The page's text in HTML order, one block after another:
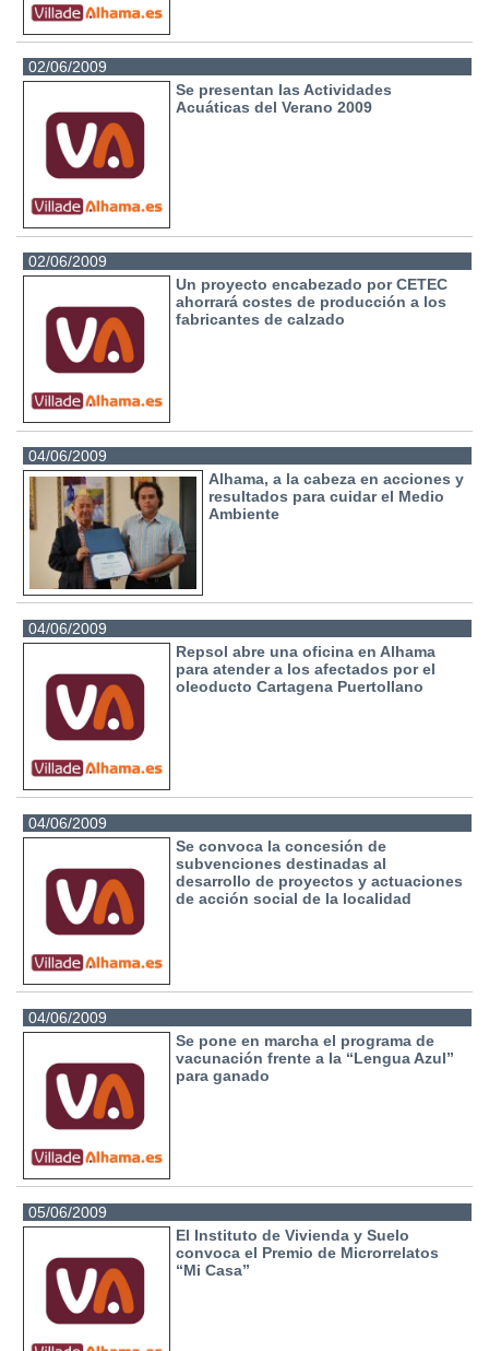
02/06/2009
Se presentan las Actividades
Acuáticas del Verano 2009
02/06/2009
Un proyecto encabezado por CETEC
ahorrará costes de producción a los
fabricantes de calzado
04/06/2009
Alhama, a la cabeza en acciones y
resultados para cuidar el Medio
Ambiente
04/06/2009
Repsol abre una oficina en Alhama
para atender a los afectados por el
oleoducto Cartagena Puertollano
04/06/2009
Se convoca la concesión de
subvenciones destinadas al
desarrollo de proyectos y actuaciones
de acción social de la localidad
04/06/2009
Se pone en marcha el programa de
vacunación frente a la “Lengua Azul”
para ganado
05/06/2009
El Instituto de Vivienda y Suelo
convoca el Premio de Microrrelatos
“Mi Casa”